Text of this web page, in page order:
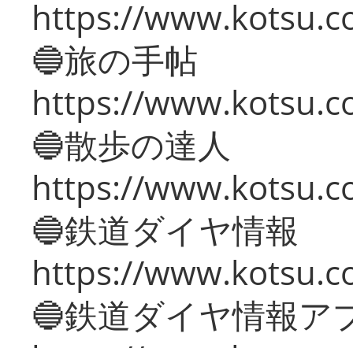
https://
🔵旅の手帖
https://
🔵散歩の達人
https://
🔵鉄道ダイヤ情報
https://
🔵鉄道ダイヤ情報ア